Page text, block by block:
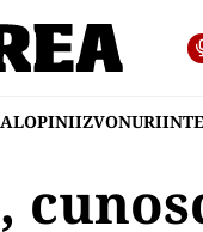
OPINIIZVONURI